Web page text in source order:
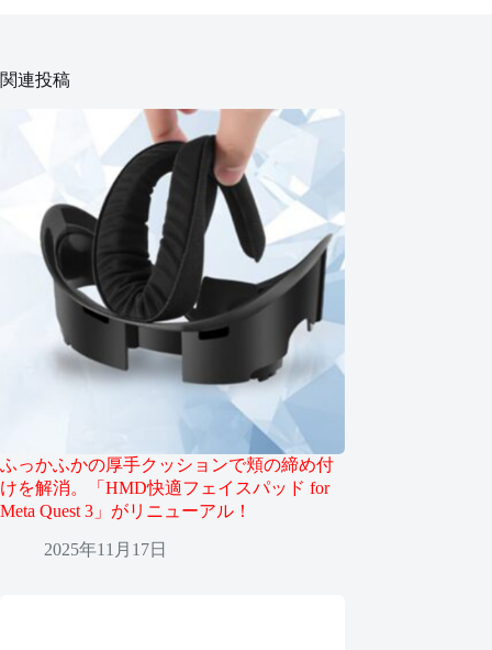
関連投稿
ふっかふかの厚手クッションで頬の締め付
けを解消。「HMD快適フェイスパッド for
Meta Quest 3」がリニューアル！
2025年11月17日